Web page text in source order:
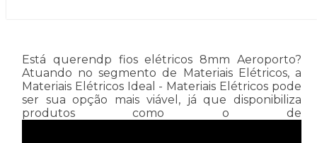
Está querendp fios elétricos 8mm Aeroporto?
Atuando no segmento de Materiais Elétricos, a
Materiais Elétricos Ideal - Materiais Elétricos pode
ser sua opção mais viável, já que disponibiliza
produtos como o de